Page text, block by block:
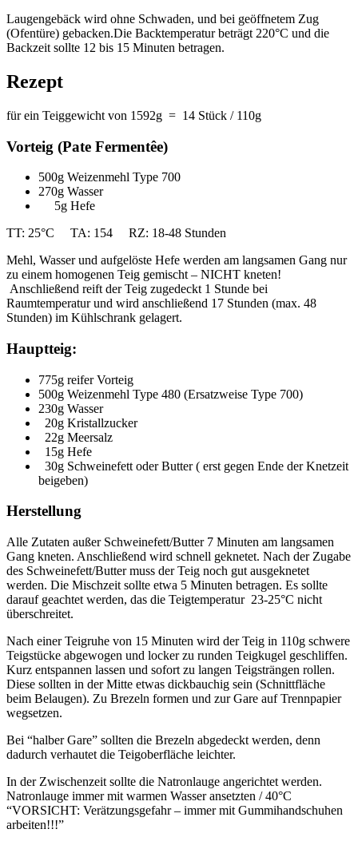
Laugengebäck wird ohne Schwaden, und bei geöffnetem Zug
(Ofentüre) gebacken.Die Backtemperatur beträgt 220°C und die
Backzeit sollte 12 bis 15 Minuten betragen.
Rezept
für ein Teiggewicht von 1592g = 14 Stück / 110g
Vorteig (Pate Fermentêe)
500g Weizenmehl Type 700
270g Wasser
5g Hefe
TT: 25°C TA: 154 RZ: 18-48 Stunden
Mehl, Wasser und aufgelöste Hefe werden am langsamen Gang nur
zu einem homogenen Teig gemischt – NICHT kneten!
Anschließend reift der Teig zugedeckt 1 Stunde bei
Raumtemperatur und wird anschließend 17 Stunden (max. 48
Stunden) im Kühlschrank gelagert.
Hauptteig:
775g reifer Vorteig
500g Weizenmehl Type 480 (Ersatzweise Type 700)
230g Wasser
20g Kristallzucker
22g Meersalz
15g Hefe
30g Schweinefett oder Butter ( erst gegen Ende der Knetzeit
beigeben)
Herstellung
Alle Zutaten außer Schweinefett/Butter 7 Minuten am langsamen
Gang kneten. Anschließend wird schnell geknetet. Nach der Zugabe
des Schweinefett/Butter muss der Teig noch gut ausgeknetet
werden. Die Mischzeit sollte etwa 5 Minuten betragen. Es sollte
darauf geachtet werden, das die Teigtemperatur 23-25°C nicht
überschreitet.
Nach einer Teigruhe von 15 Minuten wird der Teig in 110g schwere
Teigstücke abgewogen und locker zu runden Teigkugel geschliffen.
Kurz entspannen lassen und sofort zu langen Teigsträngen rollen.
Diese sollten in der Mitte etwas dickbauchig sein (Schnittfläche
beim Belaugen). Zu Brezeln formen und zur Gare auf Trennpapier
wegsetzen.
Bei “halber Gare” sollten die Brezeln abgedeckt werden, denn
dadurch verhautet die Teigoberfläche leichter.
In der Zwischenzeit sollte die Natronlauge angerichtet werden.
Natronlauge immer mit warmen Wasser ansetzten / 40°C
“VORSICHT: Verätzungsgefahr – immer mit Gummihandschuhen
arbeiten!!!”